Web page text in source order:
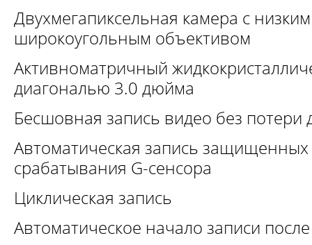
Двухмегапиксельная камера с
широкоугольным объективом
Активноматричный
диагональю 3.0 дюйма
Бесшовная запись видео без потери
Автоматическая запись
срабатывания G-сенсора
Циклическая запись
Автоматическое начало записи